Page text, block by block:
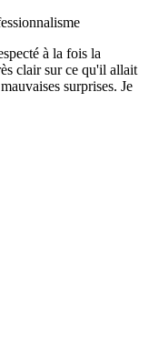
à la fois la
clair sur ce qu'il allait
surprises. Je